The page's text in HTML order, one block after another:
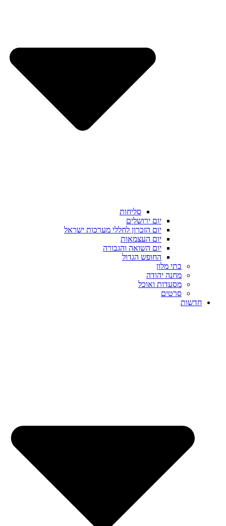
סליחות
יום ירושלים
יום הזכרון לחללי מערכות ישראל
יום העצמאות
יום השואה והגבורה
החופש הגדול
בתי מלון
מחנה יהודה
מסעדות ואוכל
סרטים
חדשות